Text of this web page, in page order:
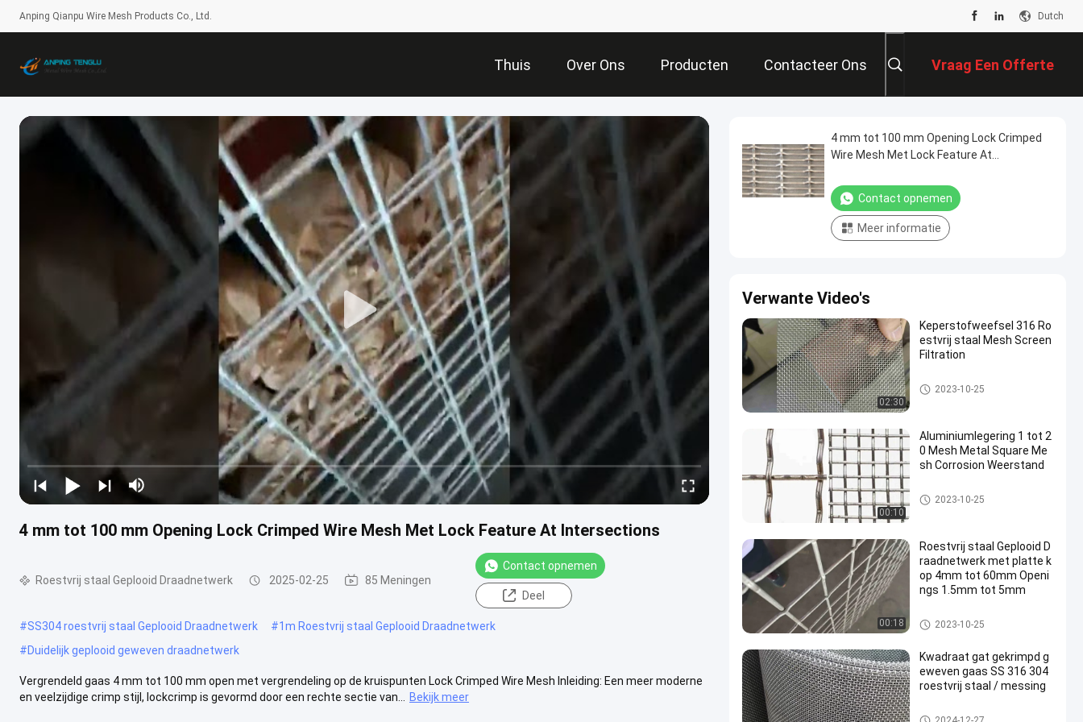
Anping Qianpu Wire Mesh Products Co., Ltd. Dutch
Thuis Over Ons Producten Contacteer Ons Vraag Een Offerte
Aan
4 mm tot 100 mm Opening Lock Crimped Wire Mesh Met Lock Feature At Intersections
Roestvrij staal Geplooid Draadnetwerk 2025-02-25 85 Meningen
Contact opnemen
Deel
#SS304 roestvrij staal Geplooid Draadnetwerk #1m Roestvrij staal Geplooid Draadnetwerk
#Duidelijk geplooid geweven draadnetwerk
Vergrendeld gaas 4 mm tot 100 mm open met vergrendeling op de kruispunten Lock Crimped Wire Mesh Inleiding: Een meer moderne
en veelzijdige crimp stijl, lockcrimp is gevormd door een rechte sectie van...
Bekijk meer
4 mm tot 100 mm Opening Lock Crimped
Wire Mesh Met Lock Feature At
Contact opnemen
Meer informatie
Verwante Video's
02:30
Keperstofweefsel 316 Ro
estvrij staal Mesh Screen
Filtration
ss geweven draadnetwerk
2023-10-25
00:10
Aluminiumlegering 1 tot 2
0 Mesh Metal Square Me
sh Corrosion Weerstand
Roestvrij staal Geplooid Draad
netwerk
2023-10-25
00:18
Roestvrij staal Geplooid D
raadnetwerk met platte k
op 4mm tot 60mm Openi
ngs 1.5mm tot 5mm
Roestvrij staal Geplooid Draad
netwerk
2023-10-25
Kwadraat gat gekrimpd g
eweven gaas SS 316 304
roestvrij staal / messing
Roestvrij staal Geplooid Draad